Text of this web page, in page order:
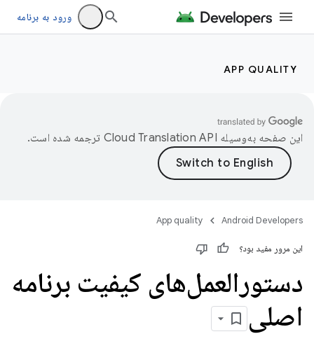
ورود به برنامه
APP QUALITY
این صفحه به‌وسیله ترجمه شده است.
Android Developers
App quality
این مرور مفید بود؟
دستورالعمل‌های کیفیت برنامه
اصلی